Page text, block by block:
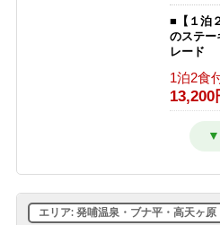
■【１泊
のステー
レード
1泊2食
13,200
■【１泊
動きた
9,350
エリア: 発哺温泉・ブナ平・高天ヶ原